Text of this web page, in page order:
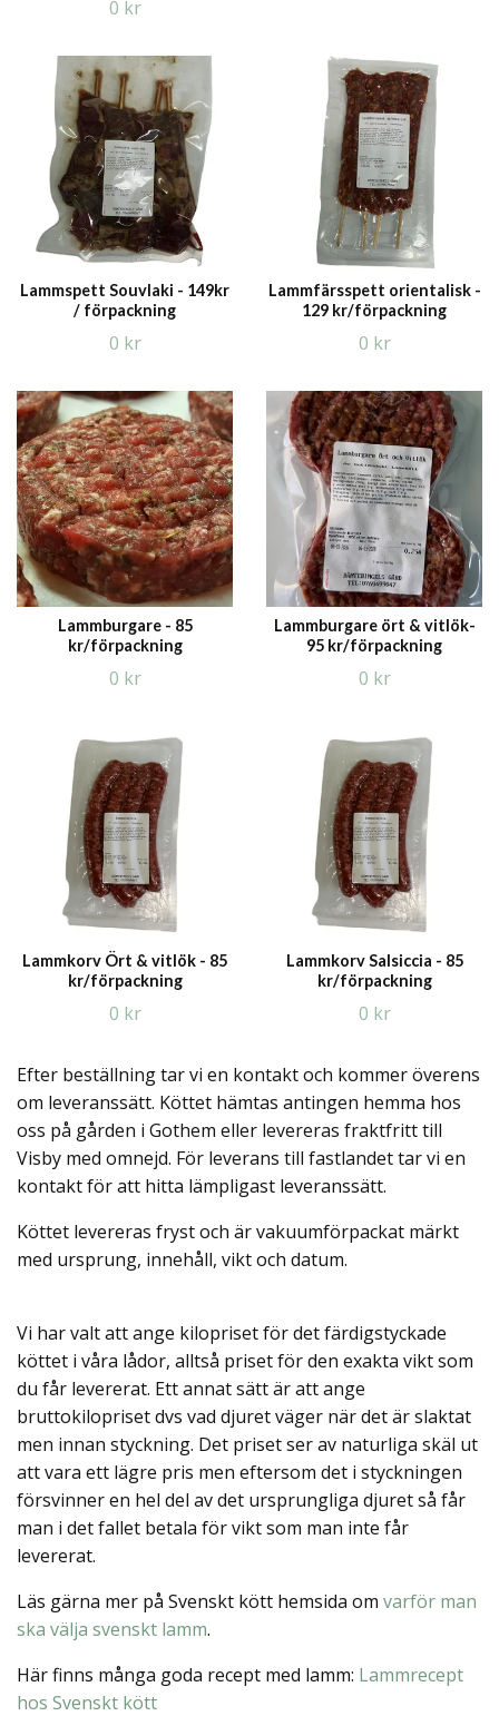
0 kr
Lammspett Souvlaki - 149kr
/ förpackning
0 kr
Lammfärsspett orientalisk -
129 kr/förpackning
0 kr
Lammburgare - 85
kr/förpackning
0 kr
Lammburgare ört & vitlök-
95 kr/förpackning
0 kr
Lammkorv Ört & vitlök - 85
kr/förpackning
0 kr
Lammkorv Salsiccia - 85
kr/förpackning
0 kr
Efter beställning tar vi en kontakt och kommer överens
om leveranssätt. Köttet hämtas antingen hemma hos
oss på gården i Gothem eller levereras fraktfritt till
Visby med omnejd. För leverans till fastlandet tar vi en
kontakt för att hitta lämpligast leveranssätt.
Köttet levereras fryst och är vakuumförpackat märkt
med ursprung, innehåll, vikt och datum.
Vi har valt att ange kilopriset för det färdigstyckade
köttet i våra lådor, alltså priset för den exakta vikt som
du får levererat. Ett annat sätt är att ange
bruttokilopriset dvs vad djuret väger när det är slaktat
men innan styckning. Det priset ser av naturliga skäl ut
att vara ett lägre pris men eftersom det i styckningen
försvinner en hel del av det ursprungliga djuret så får
man i det fallet betala för vikt som man inte får
levererat.
Läs gärna mer på Svenskt kött hemsida om varför man
ska välja svenskt lamm.
Här finns många goda recept med lamm: Lammrecept
hos Svenskt kött